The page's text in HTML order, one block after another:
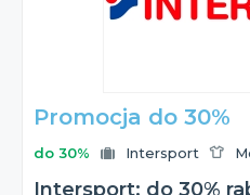
Promocja do 30%
do 30% Intersport
Intersport: do 30%